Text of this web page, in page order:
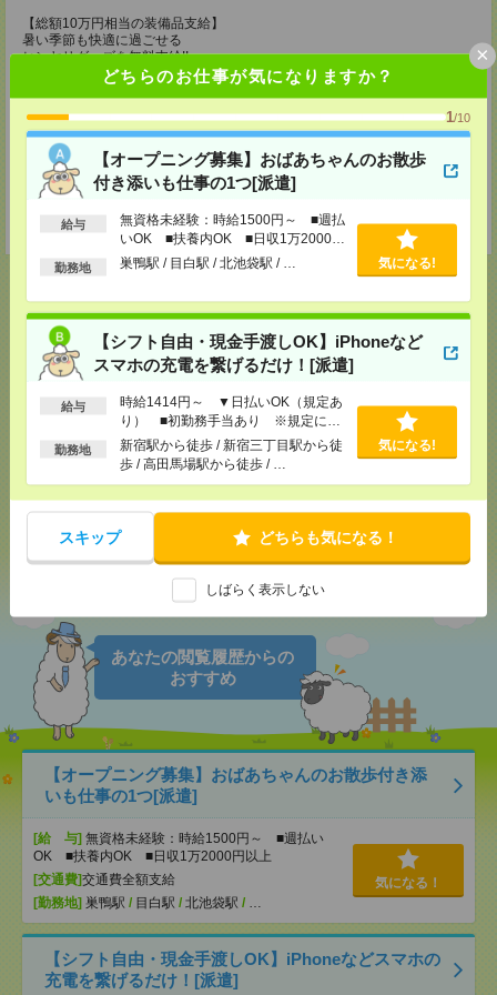
どちらのお仕事が気になりますか？
1/10
【オープニング募集】おばあちゃんのお散歩
付き添いも仕事の1つ[派遣]
給与
無資格未経験：時給1500円～ ■週払
いOK ■扶養内OK ■日収1万2000円
以上
勤務地 巣鴨駅 / 目白駅 / 北池袋駅 / … 気になる!
【シフト自由・現金手渡しOK】iPhoneなど
スマホの充電を繋げるだけ！[派遣]
給与
時給1414円～ ▼日払いOK（規定あ
り） ■初勤務手当あり ※規定によ
る
勤務地
新宿駅から徒歩 / 新宿三丁目駅から徒
歩 / 高田馬場駅から徒歩 / …
気になる!
スキップ どちらも気になる！
しばらく表示しない
×
【総額10万円相当の装備品支給】
暑い季節も快適に過ごせる
ヒンヤリグッズを無料支給!!
・ファン付きの空調制服
・紫外線カットの最新ヘルメット
・冷却ジェルシート
・塩分タブレット
・完全防水リュック
・軽量安全靴
・ドリンク手当（200円/1勤務につき）
応募ページへ
気になる！
メールで送る LINEで送る
あなたの閲覧履歴からの
おすすめ
【オープニング募集】おばあちゃんのお散歩付き添
いも仕事の1つ[派遣]
[給 与] 無資格未経験：時給1500円～ ■週払い
OK ■扶養内OK ■日収1万2000円以上
[交通費]交通費全額支給
[勤務地] 巣鴨駅 / 目白駅 / 北池袋駅 / …
気になる！
【シフト自由・現金手渡しOK】iPhoneなどスマホの
充電を繋げるだけ！[派遣]